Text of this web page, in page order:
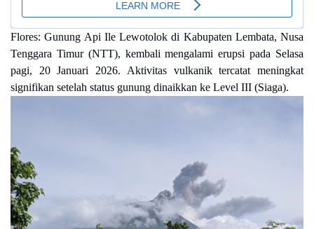
Flores:Gunung Api Ile Lewotolok di Kabupaten Lembata, Nusa
Tenggara Timur (NTT), kembali mengalami erupsi pada Selasa
pagi, 20 Januari 2026. Aktivitas vulkanik tercatat meningkat
signifikan setelah status gunung dinaikkan ke Level III (Siaga).